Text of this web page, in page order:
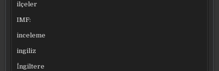
ilçeler
IMF:
inceleme
ingiliz
İngiltere